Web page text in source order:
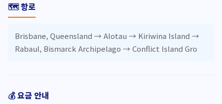
🗺️ 항로
Brisbane, Queensland → Alotau → Kiriwina Island →
Rabaul, Bismarck Archipelago → Conflict Island Gro
💰 요금 안내